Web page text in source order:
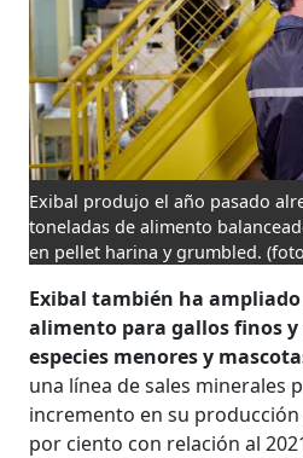
Exibal produjo el año pasado
toneladas de alimento
en pellet harina y grumbled.
Exibal también ha
alimento para gallos finos
especies menores y
una línea de sales minerales
incremento en su
por ciento con relación al